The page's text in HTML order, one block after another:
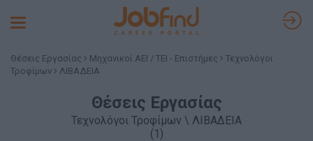
Toggle
Θέσεις Εργασίας Μηχανικοί ΑΕΙ / ΤΕΙ - Επιστήμες
Τεχνολόγοι
Τροφίμων
ΛΙΒΑΔΕΙΑ
Θέσεις Εργασίας
Τεχνολόγοι Τροφίμων \ ΛΙΒΑΔΕΙΑ
(1)